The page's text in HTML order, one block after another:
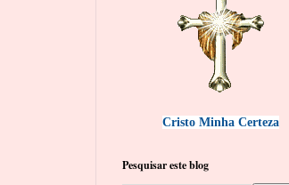
Cristo Minha Certeza
Pesquisar este blog